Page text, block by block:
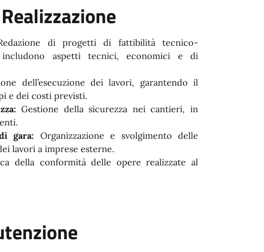
di progetti di fattibilità tecnico-
includono aspetti tecnici, economici e di
dell’esecuzione dei lavori, garantendo il
e dei costi previsti.
Gestione della sicurezza nei cantieri, in
gara: Organizzazione e svolgimento delle
lavori a imprese esterne.
della conformità delle opere realizzate al